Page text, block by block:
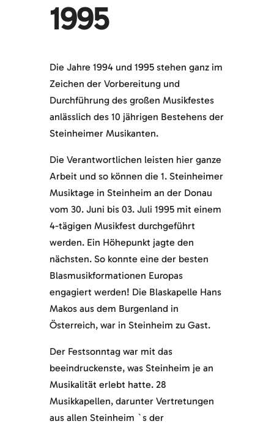
1995
Die Jahre 1994 und 1995 stehen ganz im
Zeichen der Vorbereitung und
Durchführung des großen Musikfestes
anlässlich des 10 jährigen Bestehens der
Steinheimer Musikanten.
Die Verantwortlichen leisten hier ganze
Arbeit und so können die 1. Steinheimer
Musiktage in Steinheim an der Donau
vom 30. Juni bis 03. Juli 1995 mit einem
4-tägigen Musikfest durchgeführt
werden. Ein Höhepunkt jagte den
nächsten. So konnte eine der besten
Blasmusikformationen Europas
engagiert werden! Die Blaskapelle Hans
Makos aus dem Burgenland in
Österreich, war in Steinheim zu Gast.
Der Festsonntag war mit das
beeindruckenste, was Steinheim je an
Musikalität erlebt hatte. 28
Musikkapellen, darunter Vertretungen
aus allen Steinheim `s der